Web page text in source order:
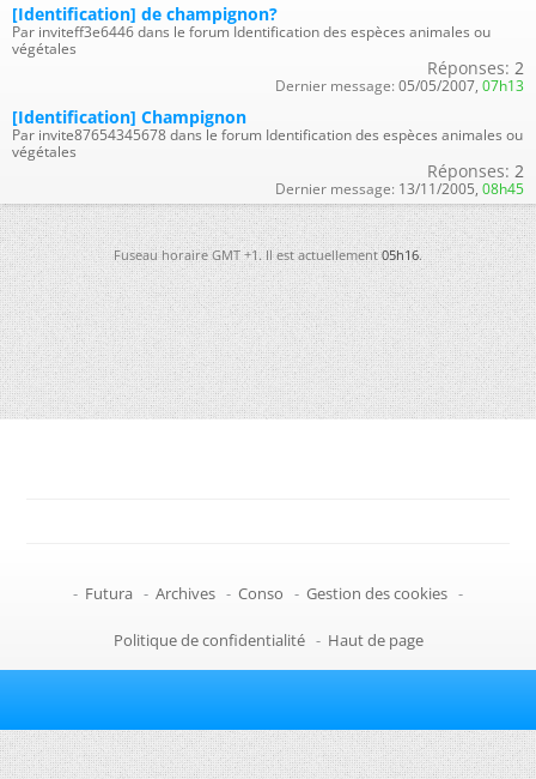
[Identification] de champignon?
Par inviteff3e6446 dans le forum Identification des espèces animales ou
végétales
Réponses: 2
Dernier message: 05/05/2007, 07h13
[Identification] Champignon
Par invite87654345678 dans le forum Identification des espèces animales ou
végétales
Réponses: 2
Dernier message: 13/11/2005, 08h45
Fuseau horaire GMT +1. Il est actuellement05h16.
- Futura - Archives - Conso - Gestion des cookies -
Politique de confidentialité - Haut de page